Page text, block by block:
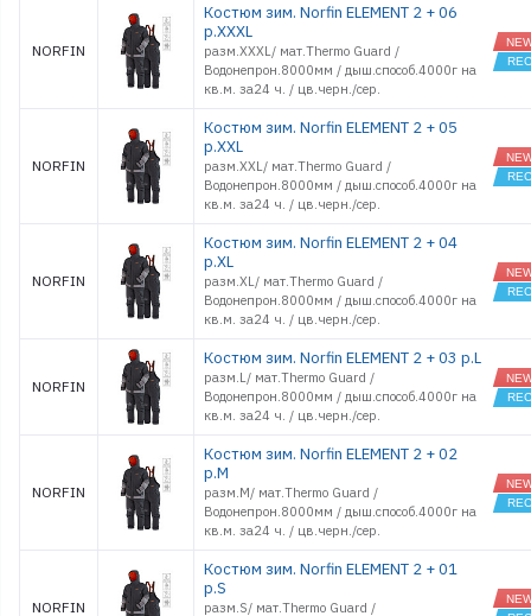
NORFIN
Костюм зим. Norfin ELEMENT 2 + 06
р.XXXL
разм.XXXL/ мат.Thermo Guard /
Водонепрон.8000мм / дыш.способ.4000г на
кв.м. за24 ч. / цв.черн./сер.
NORFIN
Костюм зим. Norfin ELEMENT 2 + 05
р.XXL
разм.XXL/ мат.Thermo Guard /
Водонепрон.8000мм / дыш.способ.4000г на
кв.м. за24 ч. / цв.черн./сер.
NORFIN
Костюм зим. Norfin ELEMENT 2 + 04
р.XL
разм.XL/ мат.Thermo Guard /
Водонепрон.8000мм / дыш.способ.4000г на
кв.м. за24 ч. / цв.черн./сер.
NORFIN
Костюм зим. Norfin ELEMENT 2 + 03 р.L
разм.L/ мат.Thermo Guard /
Водонепрон.8000мм / дыш.способ.4000г на
кв.м. за24 ч. / цв.черн./сер.
NORFIN
Костюм зим. Norfin ELEMENT 2 + 02
р.M
разм.M/ мат.Thermo Guard /
Водонепрон.8000мм / дыш.способ.4000г на
кв.м. за24 ч. / цв.черн./сер.
NORFIN
Костюм зим. Norfin ELEMENT 2 + 01
р.S
разм.S/ мат.Thermo Guard /